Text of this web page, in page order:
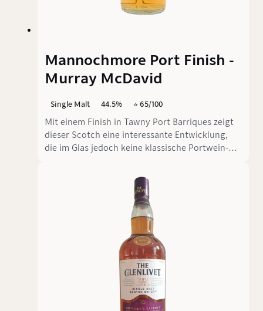
Mannochmore Port Finish -
Murray McDavid
Single Malt 44.5% ⭐️ 65/100
Mit einem Finish in Tawny Port Barriques zeigt
dieser Scotch eine interessante Entwicklung,
die im Glas jedoch keine klassische Portwein-
abgefüllt von Murray McDavid?